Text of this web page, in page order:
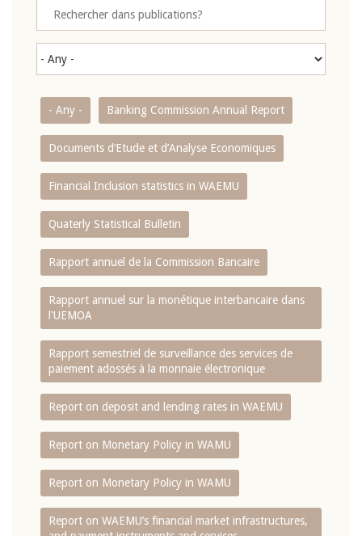
- Any - Banking Commission Annual Report
Documents d’Etude et d’Analyse Economiques
Financial Inclusion statistics in WAEMU
Quaterly Statistical Bulletin
Rapport annuel de la Commission Bancaire
Rapport annuel sur la monétique interbancaire dans
l'UEMOA
Rapport semestriel de surveillance des services de
paiement adossés à la monnaie électronique
Report on deposit and lending rates in WAEMU
Report on Monetary Policy in WAMU
Report on Monetary Policy in WAMU
Report on WAEMU’s financial market infrastructures,